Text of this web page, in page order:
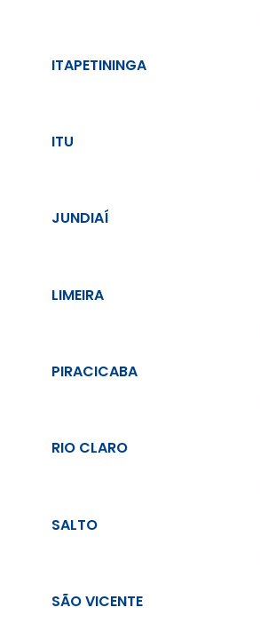
ITAPETININGA
ITU
JUNDIAÍ
LIMEIRA
PIRACICABA
RIO CLARO
SALTO
SÃO VICENTE